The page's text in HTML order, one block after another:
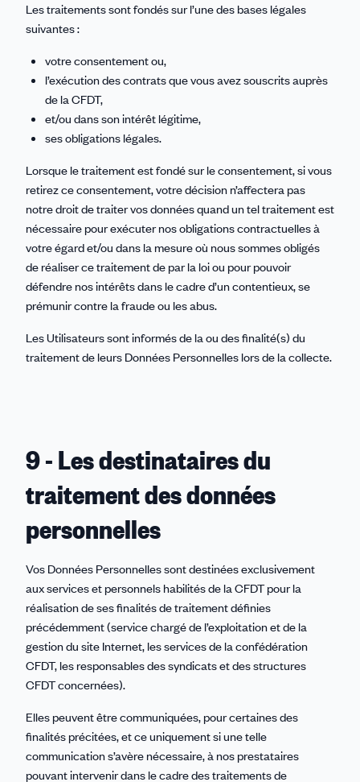
Les traitements sont fondés sur l’une des bases légales
suivantes :
votre consentement ou,
l’exécution des contrats que vous avez souscrits auprès
de la CFDT,
et/ou dans son intérêt légitime,
ses obligations légales.
Lorsque le traitement est fondé sur le consentement, si vous
retirez ce consentement, votre décision n’affectera pas
notre droit de traiter vos données quand un tel traitement est
nécessaire pour exécuter nos obligations contractuelles à
votre égard et/ou dans la mesure où nous sommes obligés
de réaliser ce traitement de par la loi ou pour pouvoir
défendre nos intérêts dans le cadre d’un contentieux, se
prémunir contre la fraude ou les abus.
Les Utilisateurs sont informés de la ou des finalité(s) du
traitement de leurs Données Personnelles lors de la collecte.
9 - Les destinataires du
traitement des données
personnelles
Vos Données Personnelles sont destinées exclusivement
aux services et personnels habilités de la CFDT pour la
réalisation de ses finalités de traitement définies
précédemment (service chargé de l’exploitation et de la
gestion du site Internet, les services de la confédération
CFDT, les responsables des syndicats et des structures
CFDT concernées).
Elles peuvent être communiquées, pour certaines des
finalités précitées, et ce uniquement si une telle
communication s’avère nécessaire, à nos prestataires
pouvant intervenir dans le cadre des traitements de